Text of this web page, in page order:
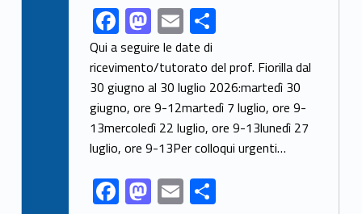
Link identifier share facebook archive #share-link-archive-2656F
ac
e
b
o
o
k
M
as
to
d
o
n
E
m
ai
l
S
h
ar
e
Qui a seguire le date di
ricevimento/tutorato del prof. Fiorilla dal
30 giugno al 30 luglio 2026:martedì 30
giugno, ore 9-12martedì 7 luglio, ore 9-
13mercoledì 22 luglio, ore 9-13lunedì 27
luglio, ore 9-13Per colloqui urgenti…
F M E S